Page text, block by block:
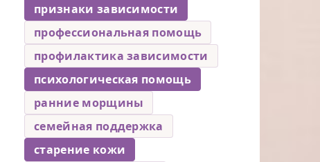
признаки зависимости
профессиональная помощь
профилактика зависимости
психологическая помощь
ранние морщины
семейная поддержка
старение кожи